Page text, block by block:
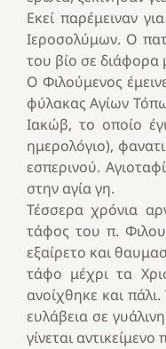
Εκεί παρέμειναν
Ιεροσολύμων. Ο
του βίο σε διάφορα
Ο Φιλούμενος
φύλακας Αγίων
Ιακώβ, το οποίο
ημερολόγιο),
εσπερινού.
στην αγία γη.
Τέσσερα χρόνια
τάφος του π.
εξαίρετο και
τάφο μέχρι τα
ανοίχθηκε και
ευλάβεια σε
γίνεται